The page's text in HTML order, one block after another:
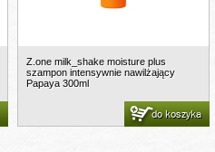
Z.one milk_shake moisture plus
szampon intensywnie nawilżający
Papaya 300ml
do koszyka